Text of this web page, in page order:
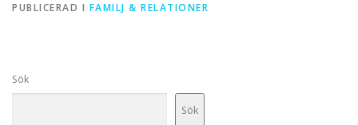
PUBLICERAD I FAMILJ & RELATIONER
Sök
Sök